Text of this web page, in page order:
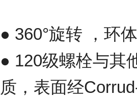
● 360°旋转 ，环
● 120级螺栓与其
质，表面经